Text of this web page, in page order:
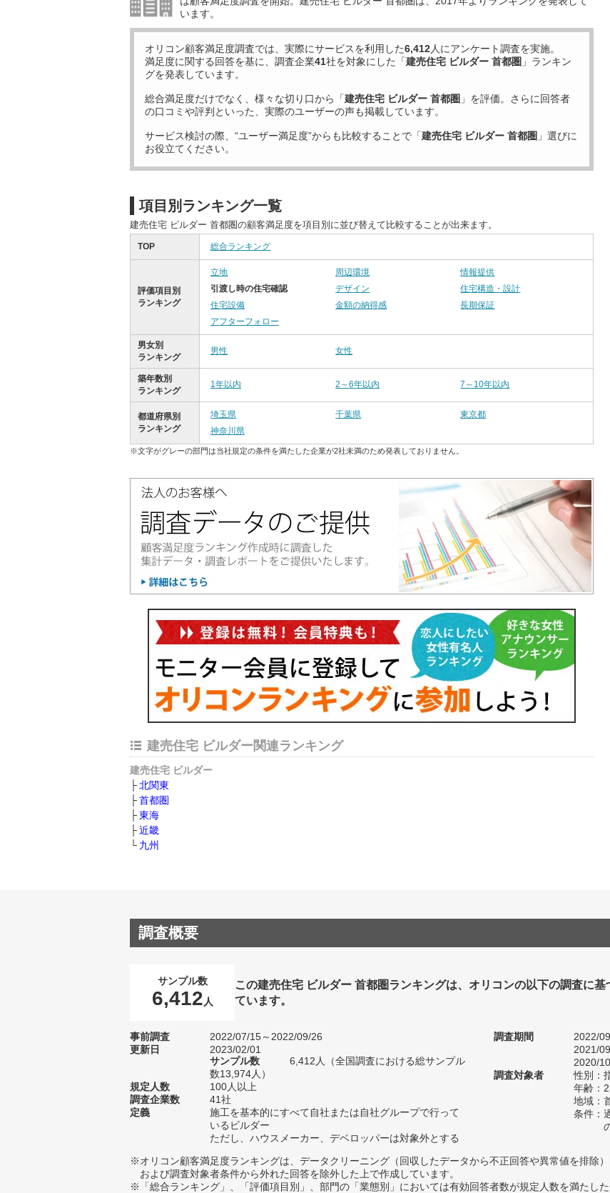
います。
オリコン顧客満足度調査では、実際にサービスを利用した6,412人にアンケート調査を実施。
満足度に関する回答を基に、調査企業41社を対象にした「建売住宅 ビルダー 首都圏 」ランキン
グを発表しています。
総合満足度だけでなく、様々な切り口から「建売住宅 ビルダー 首都圏 」を評価。さらに回答者
の口コミや評判といった、実際のユーザーの声も掲載しています。
サービス検討の際、“ユーザー満足度”からも比較することで「建売住宅 ビルダー 首都圏 」選びに
お役立てください。
項目別ランキング一覧
建売住宅 ビルダー 首都圏の顧客満足度を項目別に並び替えて比較することが出来ます。
TOP 総合ランキング
評価項目別
ランキング
立地 周辺環境
情報提供
引渡し時の住宅確認
デザイン
住宅構造・設計
住宅設備
金額の納得感
長期保証
アフターフォロー
男女別
ランキング
男性 女性
築年数別
ランキング
1年以内 2～6年以内 7～10年以内
都道府県別
ランキング
埼玉県 千葉県
東京都
神奈川県
※文字がグレーの部門は当社規定の条件を満たした企業が2社未満のため発表しておりません。
建売住宅 ビルダー関連ランキング
建売住宅 ビルダー
北関東
首都圏
東海
近畿
九州
調査概要
サンプル数
6,412 人
この建売住宅 ビルダー 首都圏ランキングは、オリコンの以下の調査に基
ています。
事前調査
2022/07/15～2022/09/26
更新日
2023/02/01
サンプル数
6,412人（全国調査における総サンプル
数13,974人）
規定人数
100人以上
調査企業数
41社
定義
施工を基本的にすべて自社または自社グループで行って
いるビルダー
ただし、ハウスメーカー、デベロッパーは対象外とする
調査期間
2022/
2021/
2020/
調査対象者
性別：
年齢：
地域：
条件：
※オリコン顧客満足度ランキングは、データクリーニング（回収したデータから不正回答や異常値を排除）
および調査対象者条件から外れた回答を除外した上で作成しています。
※「総合ランキング」、「評価項目別」、部門の「業態別」においては有効回答者数が規定人数を満たし